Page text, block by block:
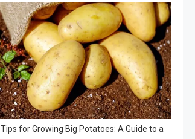
Tips for Growing Big Potatoes: A Guide to a